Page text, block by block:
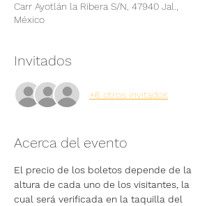
Carr Ayotlán la Ribera S/N, 47940 Jal.,
México
Invitados
+6 otros invitados
Acerca del evento
El precio de los boletos depende de la
altura de cada uno de los visitantes, la
cual será verificada en la taquilla del